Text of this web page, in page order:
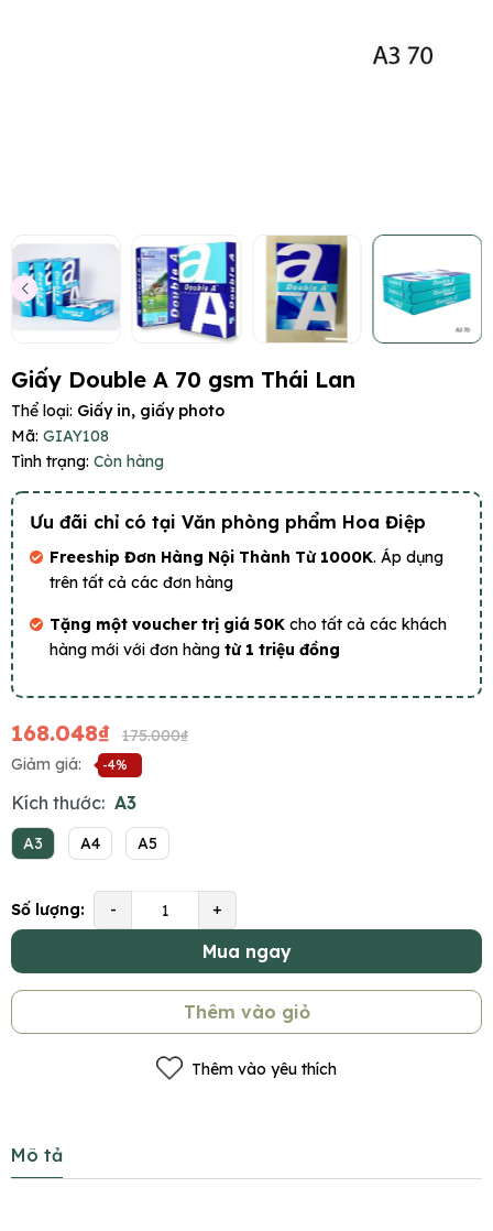
Giấy Double A 70 gsm Thái Lan
Thể loại: Giấy in, giấy photo
Mã: GIAY108
Tình trạng: Còn hàng
Ưu đãi chỉ có tại Văn phòng phẩm Hoa Điệp
Freeship Đơn Hàng Nội Thành Từ 1000K. Áp dụng
trên tất cả các đơn hàng
Tặng một voucher trị giá 50K cho tất cả các khách
hàng mới với đơn hàng từ 1 triệu đồng
168.048₫
175.000₫
Giảm giá:
-4%
Kích thước: A3
A3 A4 A5
Số lượng: - +
Mua ngay
Thêm vào giỏ
Thêm vào yêu thích
Mô tả